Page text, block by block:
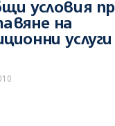
условия
на
услуги